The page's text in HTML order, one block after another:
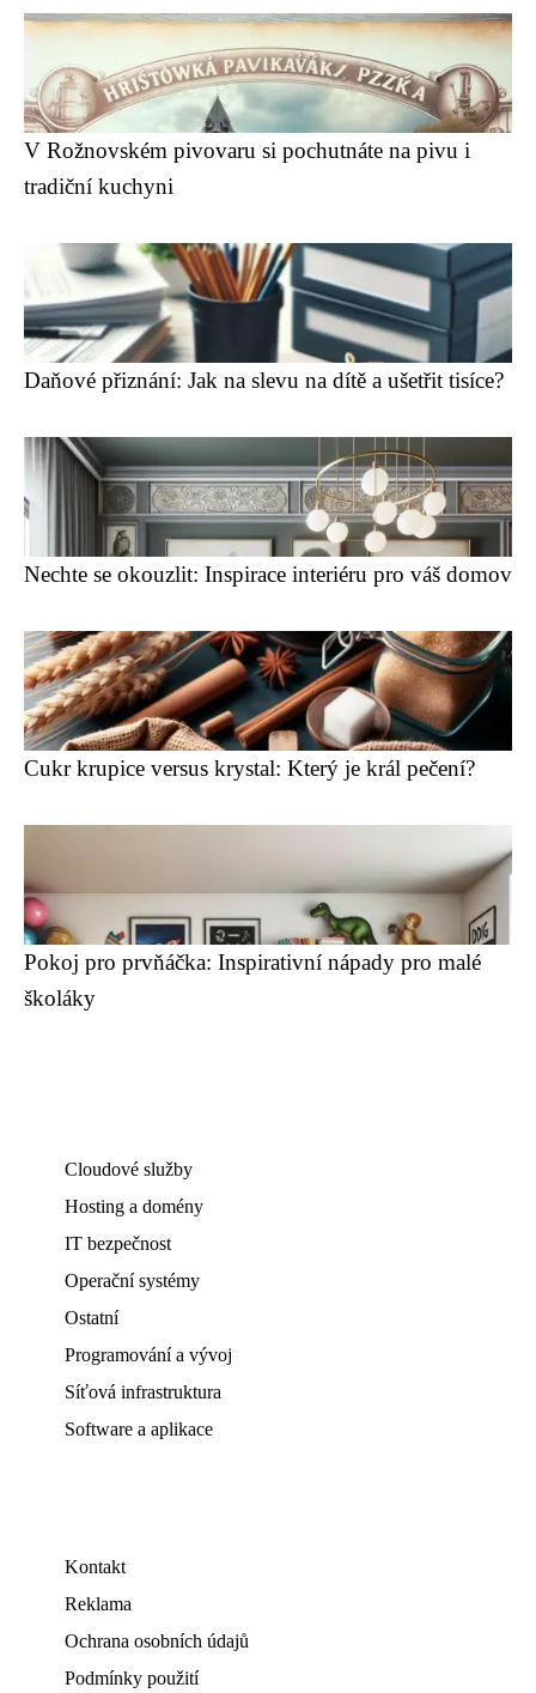
V Rožnovském pivovaru si pochutnáte na pivu i
tradiční kuchyni
Daňové přiznání: Jak na slevu na dítě a ušetřit tisíce?
Nechte se okouzlit: Inspirace interiéru pro váš domov
Cukr krupice versus krystal: Který je král pečení?
Pokoj pro prvňáčka: Inspirativní nápady pro malé
školáky
Cloudové služby
Hosting a domény
IT bezpečnost
Operační systémy
Ostatní
Programování a vývoj
Síťová infrastruktura
Software a aplikace
Kontakt
Reklama
Ochrana osobních údajů
Podmínky použití